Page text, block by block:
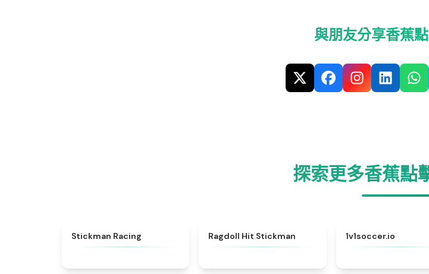
與朋友分享香蕉
探索更多香蕉點
Stickman Racing Ragdoll Hit Stickman 1v1soccer.io